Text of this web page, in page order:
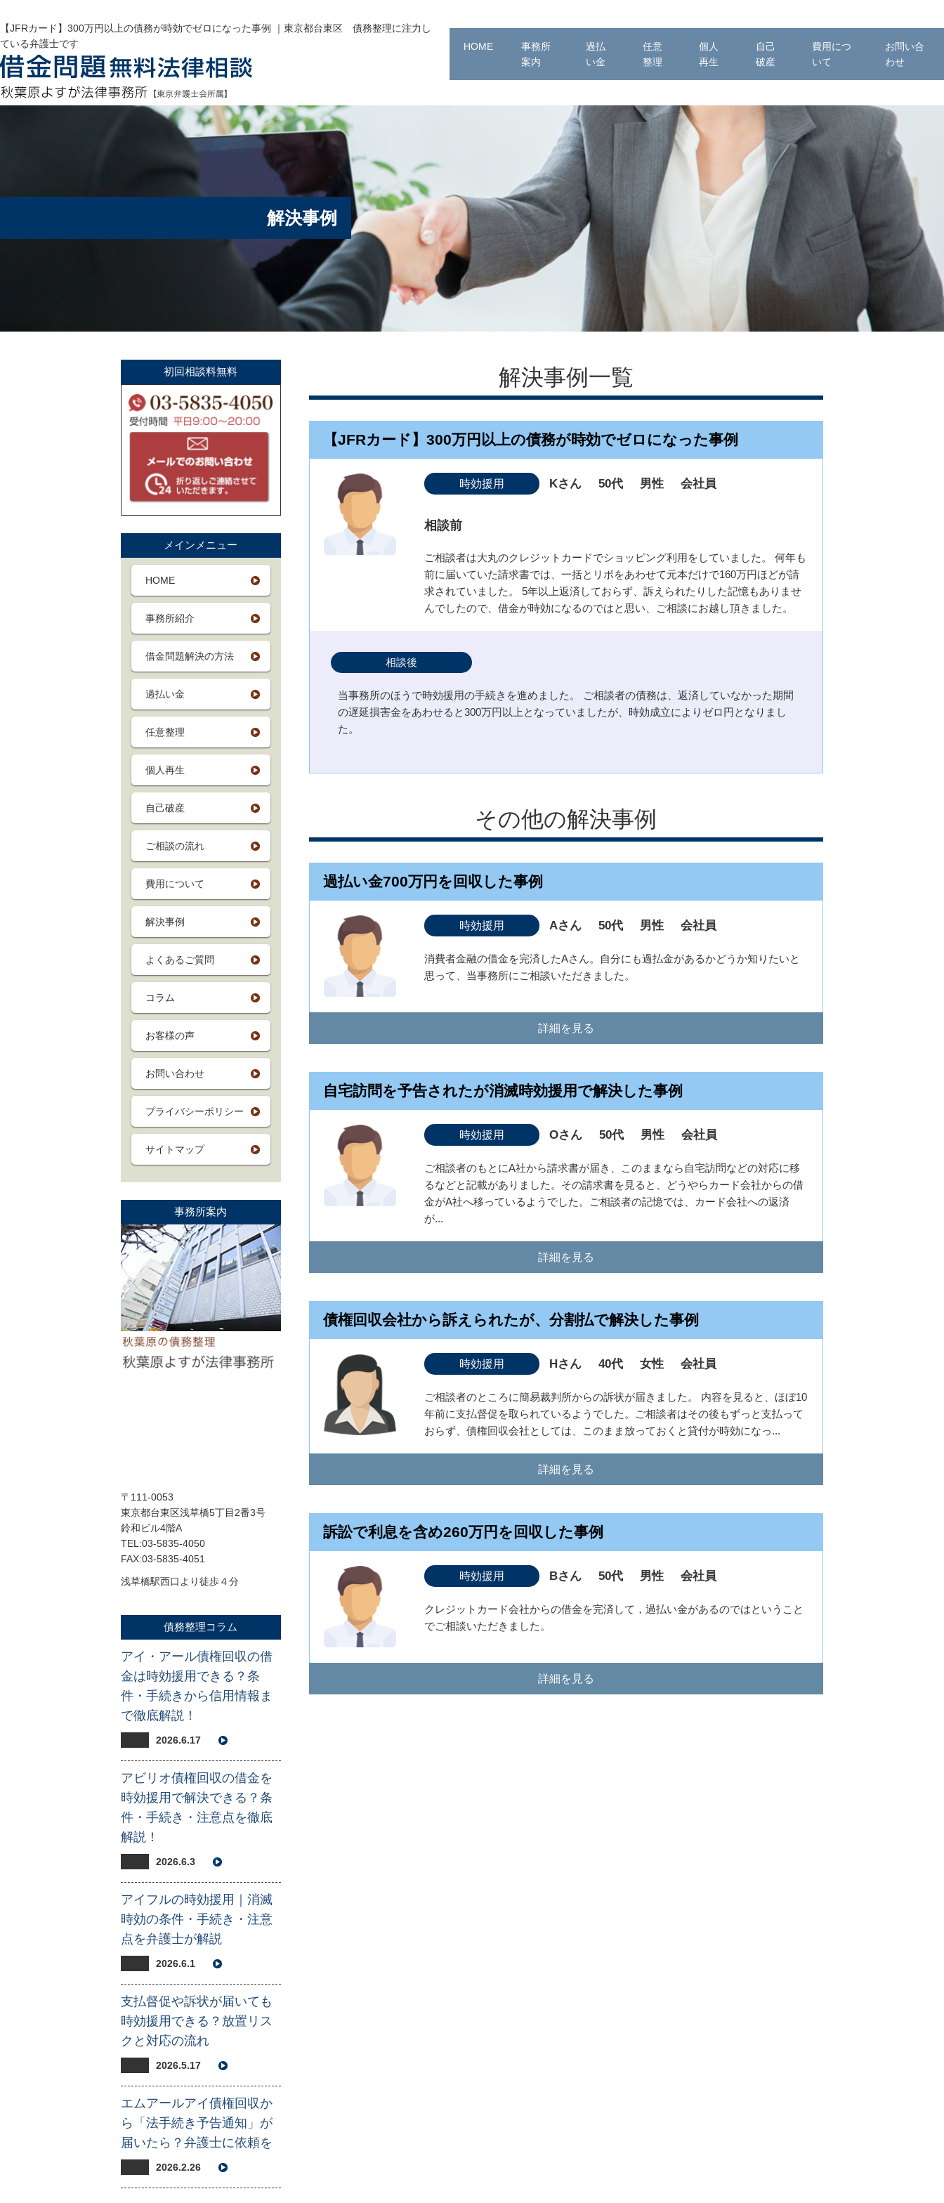
【JFRカード】300万円以上の債務が時効でゼロになった事例 ｜東京都台東区 債務整理に注力し
ている弁護士です
HOME
事務所
案内
過払
い金
任意
整理
個人
再生
自己
破産
費用につ
いて
お問い合
わせ
解決事例
解決事例一覧
【JFRカード】300万円以上の債務が時効でゼロになった事例
時効援用 Kさん 50代 男性 会社員
相談前
ご相談者は大丸のクレジットカードでショッピング利用をしていました。 何年も
前に届いていた請求書では、一括とリボをあわせて元本だけで160万円ほどが請
求されていました。 5年以上返済しておらず、訴えられたりした記憶もありませ
んでしたので、借金が時効になるのではと思い、ご相談にお越し頂きました。
相談後
当事務所のほうで時効援用の手続きを進めました。 ご相談者の債務は、返済していなかった期間
の遅延損害金をあわせると300万円以上となっていましたが、時効成立によりゼロ円となりまし
た。
その他の解決事例
過払い金700万円を回収した事例
時効援用 Aさん 50代 男性 会社員
消費者金融の借金を完済したAさん。自分にも過払金があるかどうか知りたいと
思って、当事務所にご相談いただきました。
詳細を見る
自宅訪問を予告されたが消滅時効援用で解決した事例
時効援用 Oさん 50代 男性 会社員
ご相談者のもとにA社から請求書が届き、このままなら自宅訪問などの対応に移
るなどと記載がありました。その請求書を見ると、どうやらカード会社からの借
金がA社へ移っているようでした。ご相談者の記憶では、カード会社への返済
が...
詳細を見る
債権回収会社から訴えられたが、分割払で解決した事例
時効援用 Hさん 40代 女性 会社員
ご相談者のところに簡易裁判所からの訴状が届きました。 内容を見ると、ほぼ10
年前に支払督促を取られているようでした。ご相談者はその後もずっと支払って
おらず、債権回収会社としては、このまま放っておくと貸付が時効になっ...
詳細を見る
訴訟で利息を含め260万円を回収した事例
時効援用 Bさん 50代 男性 会社員
クレジットカード会社からの借金を完済して，過払い金があるのではということ
でご相談いただきました。
詳細を見る
初回相談料無料
メインメニュー
HOME
事務所紹介
借金問題解決の方法
過払い金
任意整理
個人再生
自己破産
ご相談の流れ
費用について
解決事例
よくあるご質問
コラム
お客様の声
お問い合わせ
プライバシーポリシー
サイトマップ
事務所案内
〒111-0053
東京都台東区浅草橋5丁目2番3号
鈴和ビル4階A
TEL:03-5835-4050
FAX:03-5835-4051
浅草橋駅西口より徒歩４分
債務整理コラム
アイ・アール債権回収の借
金は時効援用できる？条
件・手続きから信用情報ま
で徹底解説！
2026.6.17
アビリオ債権回収の借金を
時効援用で解決できる？条
件・手続き・注意点を徹底
解説！
2026.6.3
アイフルの時効援用｜消滅
時効の条件・手続き・注意
点を弁護士が解説
2026.6.1
支払督促や訴状が届いても
時効援用できる？放置リス
クと対応の流れ
2026.5.17
エムアールアイ債権回収か
ら「法手続き予告通知」が
届いたら？弁護士に依頼を
2026.2.26